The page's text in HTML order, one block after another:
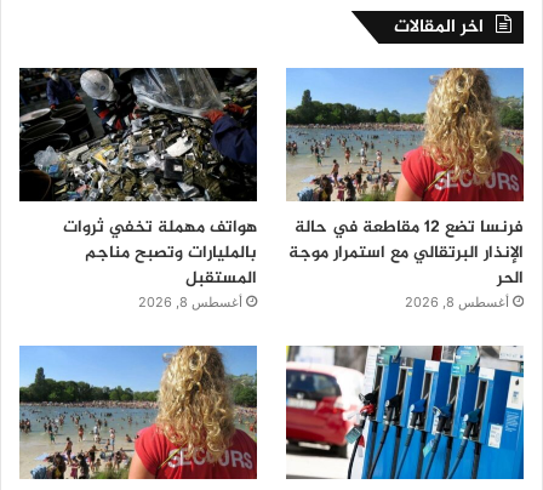
اخر المقالات
فرنسا تضع 12 مقاطعة في حالة
الإنذار البرتقالي مع استمرار موجة
الحر
أغسطس 8, 2026
هواتف مهملة تخفي ثروات
بالمليارات وتصبح مناجم
المستقبل
أغسطس 8, 2026